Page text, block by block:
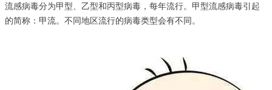
流感病毒分为甲型、乙型和丙型病毒，每年流行。甲型流感病毒引起
的简称：甲流。不同地区流行的病毒类型会有不同。